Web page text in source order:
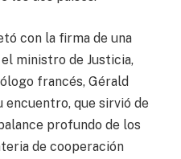
con la firma de una
ministro de Justicia,
francés, Gérald
encuentro, que sirvió de
profundo de los
de cooperación